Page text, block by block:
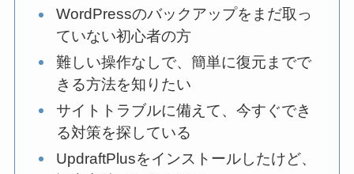
WordPressのバックアップをまだ取っ
ていない初心者の方
難しい操作なしで、簡単に復元までで
きる方法を知りたい
サイトトラブルに備えて、今すぐでき
る対策を探している
UpdraftPlusをインストールしたけど、